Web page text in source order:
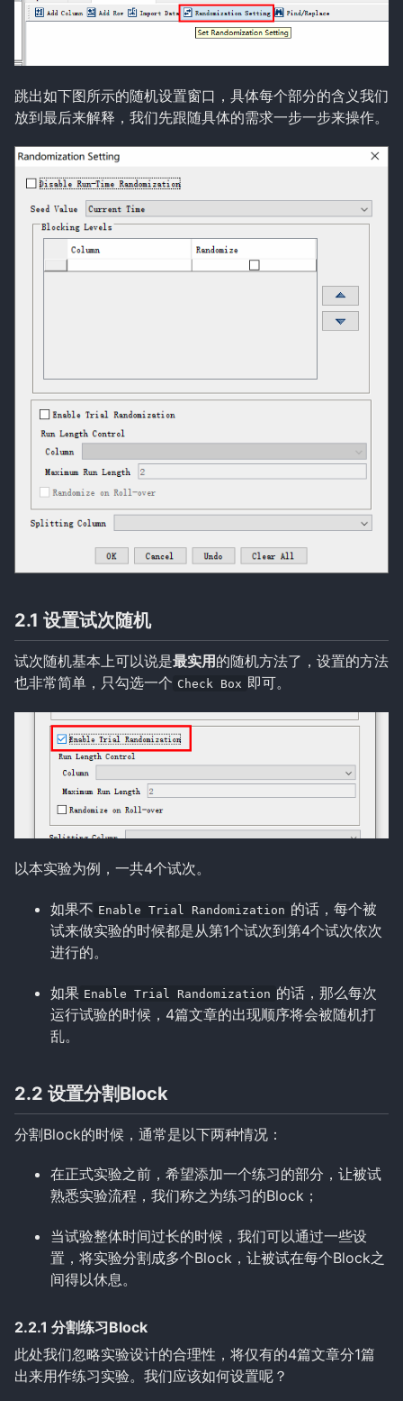
Weblink
跳出如下图所示的随机设置窗口，具体每个部分的含义我们
放到最后来解释，我们先跟随具体的需求一步一步来操作。
2.1 设置试次随机
试次随机基本上可以说是最实用的随机方法了，设置的方法
也非常简单，只勾选一个 Check Box 即可。
以本实验为例，一共4个试次。
如果不 Enable Trial Randomization 的话，每个被
试来做实验的时候都是从第1个试次到第4个试次依次
进行的。
如果 Enable Trial Randomization 的话，那么每次
运行试验的时候，4篇文章的出现顺序将会被随机打
乱。
2.2 设置分割Block
分割Block的时候，通常是以下两种情况：
在正式实验之前，希望添加一个练习的部分，让被试
熟悉实验流程，我们称之为练习的Block；
当试验整体时间过长的时候，我们可以通过一些设
置，将实验分割成多个Block，让被试在每个Block之
间得以休息。
2.2.1 分割练习Block
此处我们忽略实验设计的合理性，将仅有的4篇文章分1篇
出来用作练习实验。我们应该如何设置呢？